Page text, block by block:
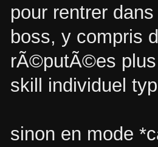
pour rentrer
boss, y compris
rÃ©putÃ©es
skill individuel
sinon en mode